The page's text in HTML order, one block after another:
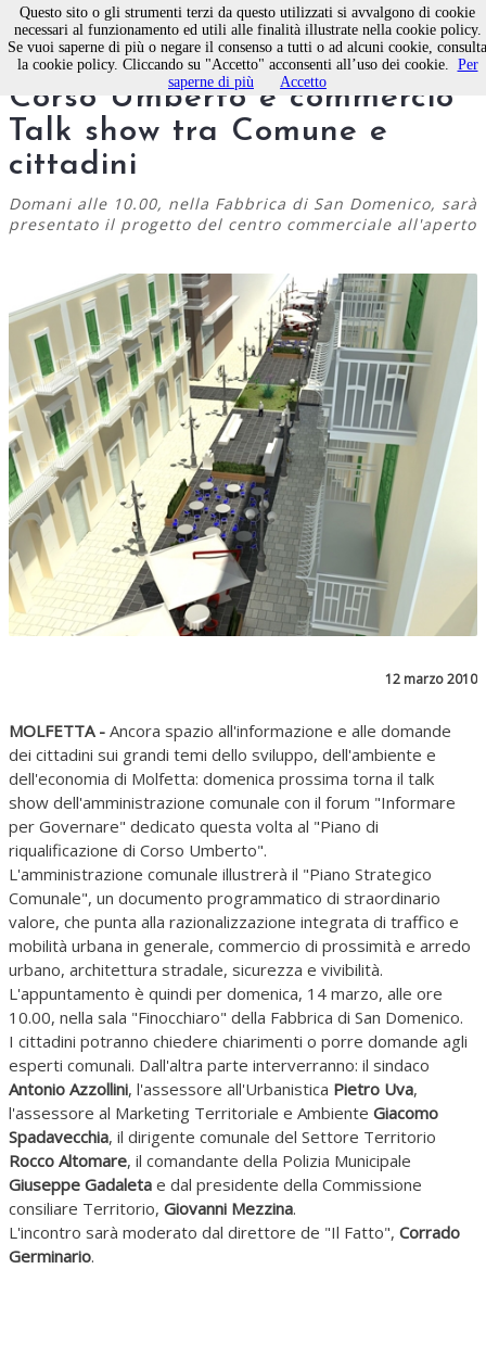
Molfetta. Riqualificazione di
Corso Umberto e commercio
Talk show tra Comune e
cittadini
Domani alle 10.00, nella Fabbrica di San Domenico, sarà
presentato il progetto del centro commerciale all'aperto
12 marzo 2010
MOLFETTA - Ancora spazio all'informazione e alle domande
dei cittadini sui grandi temi dello sviluppo, dell'ambiente e
dell'economia di Molfetta: domenica prossima torna il talk
show dell'amministrazione comunale con il forum "Informare
per Governare" dedicato questa volta al "Piano di
riqualificazione di Corso Umberto".
L'amministrazione comunale illustrerà il "Piano Strategico
Comunale", un documento programmatico di straordinario
valore, che punta alla razionalizzazione integrata di traffico e
mobilità urbana in generale, commercio di prossimità e arredo
urbano, architettura stradale, sicurezza e vivibilità.
L'appuntamento è quindi per domenica, 14 marzo, alle ore
10.00, nella sala "Finocchiaro" della Fabbrica di San Domenico.
I cittadini potranno chiedere chiarimenti o porre domande agli
esperti comunali. Dall'altra parte interverranno: il sindaco
Antonio Azzollini, l'assessore all'Urbanistica Pietro Uva,
l'assessore al Marketing Territoriale e Ambiente Giacomo
Spadavecchia, il dirigente comunale del Settore Territorio
Rocco Altomare, il comandante della Polizia Municipale
Giuseppe Gadaleta e dal presidente della Commissione
consiliare Territorio, Giovanni Mezzina.
L'incontro sarà moderato dal direttore de "Il Fatto", Corrado
Germinario.
Questo sito o gli strumenti terzi da questo utilizzati si avvalgono di cookie
necessari al funzionamento ed utili alle finalità illustrate nella cookie policy.
Se vuoi saperne di più o negare il consenso a tutti o ad alcuni cookie, consulta
la cookie policy. Cliccando su "Accetto" acconsenti all’uso dei cookie. Per
saperne di più
Accetto